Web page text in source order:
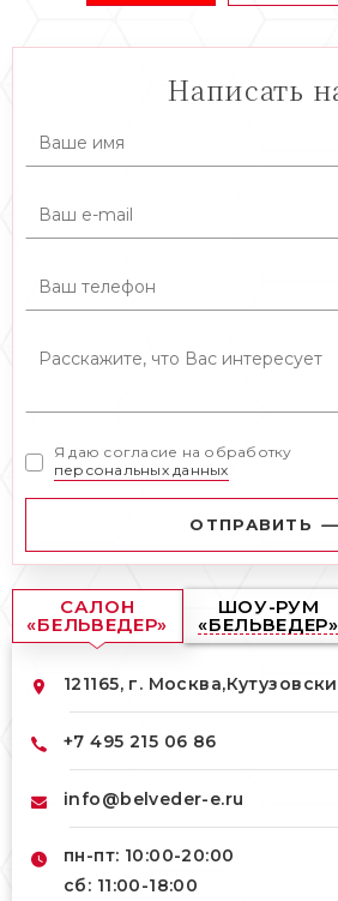
Написать
Я даю согласие на обработку
персональных данных
ОТПРАВИТЬ
САЛОН
«БЕЛЬВЕДЕР»
ШОУ-РУМ
«БЕЛЬВЕДЕР»
121165, г. Москва,
+7 495 215 06 86
info@belveder-e.ru
пн-пт: 10:00-20:00
сб: 11:00-18:00